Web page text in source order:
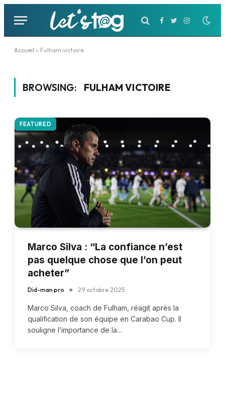
Facebook
TwitterInstagram
Accueil » Fulham victoire
BROWSING: FULHAM VICTOIRE
FEATURED
Marco Silva : “La confiance n’est
pas quelque chose que l’on peut
acheter”
Did-man pro 29 octobre 2025
Marco Silva, coach de Fulham, réagit après la
qualification de son équipe en Carabao Cup. Il
souligne l’importance de la…